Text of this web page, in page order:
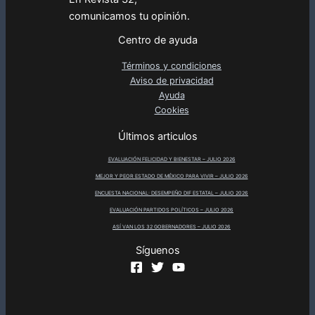
comunicamos tu opinión.
Centro de ayuda
Términos y condiciones
Aviso de privacidad
Ayuda
Cookies
Últimos articulos
EVALUACIÓN FELICIDAD Y BIENESTAR – JULIO 2026
MEJOR Y PEOR ESTADO DE MÉXICO PARA VIVIR – JULIO 2026
ENCUESTA NACIONAL: DESEMPEÑO DIF ESTATAL – JULIO 2026
EVALUACIÓN PARTIDOS POLÍTICOS – JULIO 2026
ASÍ VAN LOS 32 GOBERNADORES – JULIO 2026
Síguenos